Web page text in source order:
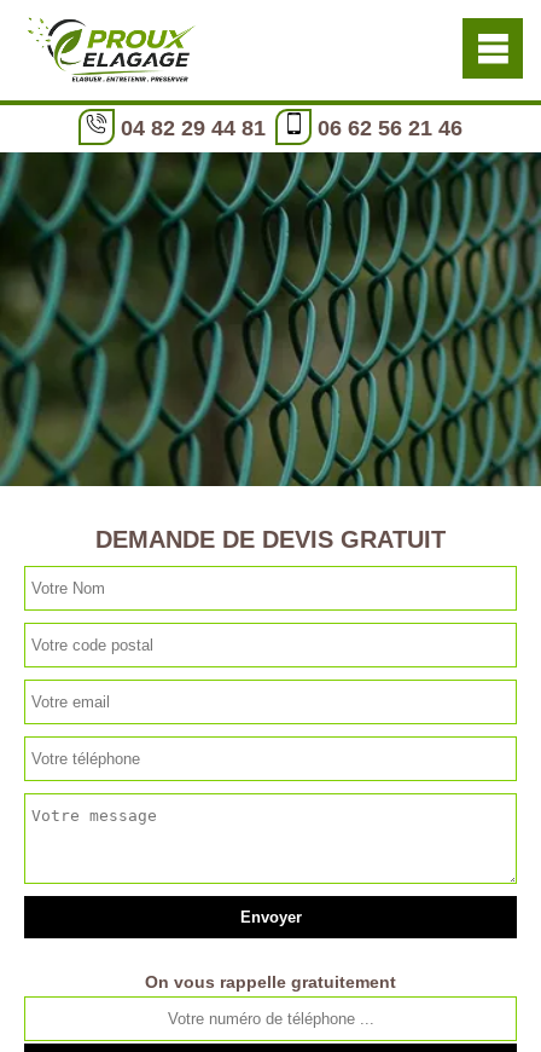
04 82 29 44 81 06 62 56 21 46
DEMANDE DE DEVIS GRATUIT
On vous rappelle gratuitement